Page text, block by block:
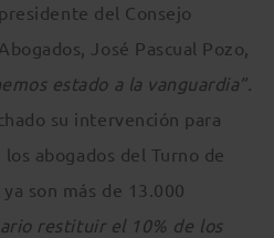
del Consejo
José Pascual Pozo,
estado a la vanguardia”.
su intervención para
abogados del Turno de
son más de 13.000
restituir el 10% de los